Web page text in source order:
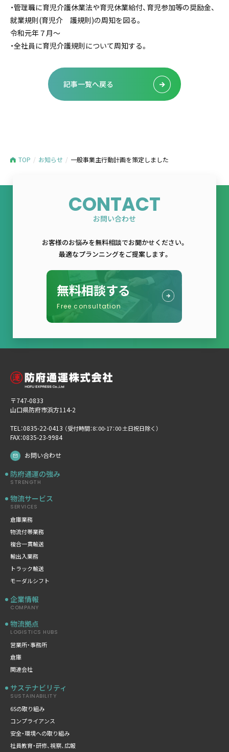
・管理職に育児介護休業法や育児休業給付、育児参加等の奨励金、
就業規則(育児介 護規則)の周知を図る。
令和元年７月～
・全社員に育児介護規則について周知する。
記事一覧へ戻る
TOP お知らせ 一般事業主行動計画を策定しました
CONTACT
お問い合わせ
お客様のお悩みを無料相談でお聞かせください。
最適なプランニングをご提案します。
無料相談する
Free consultation
〒747-0833
山口県防府市浜方114-2
TEL：0835-22-0413 （受付時間：8：00-17：00 土日祝日除く）
FAX：0835-23-9984
お問い合わせ
防府通運の強み
STRENGTH
物流サービス
SERVICES
倉庫業務
物流付帯業務
複合一貫輸送
輸出入業務
トラック輸送
モーダルシフト
企業情報
COMPANY
物流拠点
LOGISTICS HUBS
営業所・事務所
倉庫
関連会社
サステナビリティ
SUSTAINABILITY
6Sの取り組み
コンプライアンス
安全・環境への取り組み
社員教育・研修、視察、広報